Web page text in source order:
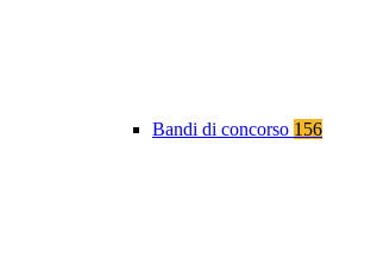
Bandi di concorso 156